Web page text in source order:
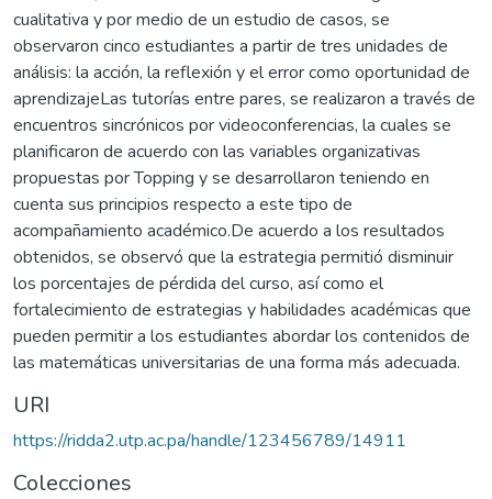
cualitativa y por medio de un estudio de casos, se
observaron cinco estudiantes a partir de tres unidades de
análisis: la acción, la reflexión y el error como oportunidad de
aprendizajeLas tutorías entre pares, se realizaron a través de
encuentros sincrónicos por videoconferencias, la cuales se
planificaron de acuerdo con las variables organizativas
propuestas por Topping y se desarrollaron teniendo en
cuenta sus principios respecto a este tipo de
acompañamiento académico.De acuerdo a los resultados
obtenidos, se observó que la estrategia permitió disminuir
los porcentajes de pérdida del curso, así como el
fortalecimiento de estrategias y habilidades académicas que
pueden permitir a los estudiantes abordar los contenidos de
las matemáticas universitarias de una forma más adecuada.
URI
https://ridda2.utp.ac.pa/handle/123456789/14911
Colecciones